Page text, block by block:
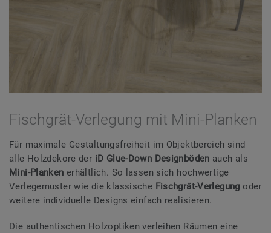
Fischgrät-Verlegung mit Mini-Planken
Für maximale Gestaltungsfreiheit im Objektbereich sind
alle Holzdekore der iD Glue-Down Designböden auch als
Mini-Planken erhältlich. So lassen sich hochwertige
Verlegemuster wie die klassische Fischgrät-Verlegung oder
weitere individuelle Designs einfach realisieren.
Die authentischen Holzoptiken verleihen Räumen eine